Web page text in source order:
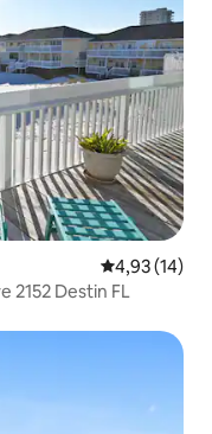
Vlerësimi
4,93 (14)
2152 Destin FL